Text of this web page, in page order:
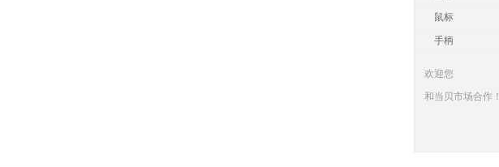
鼠标
手柄
欢迎您
和当贝市场合作！